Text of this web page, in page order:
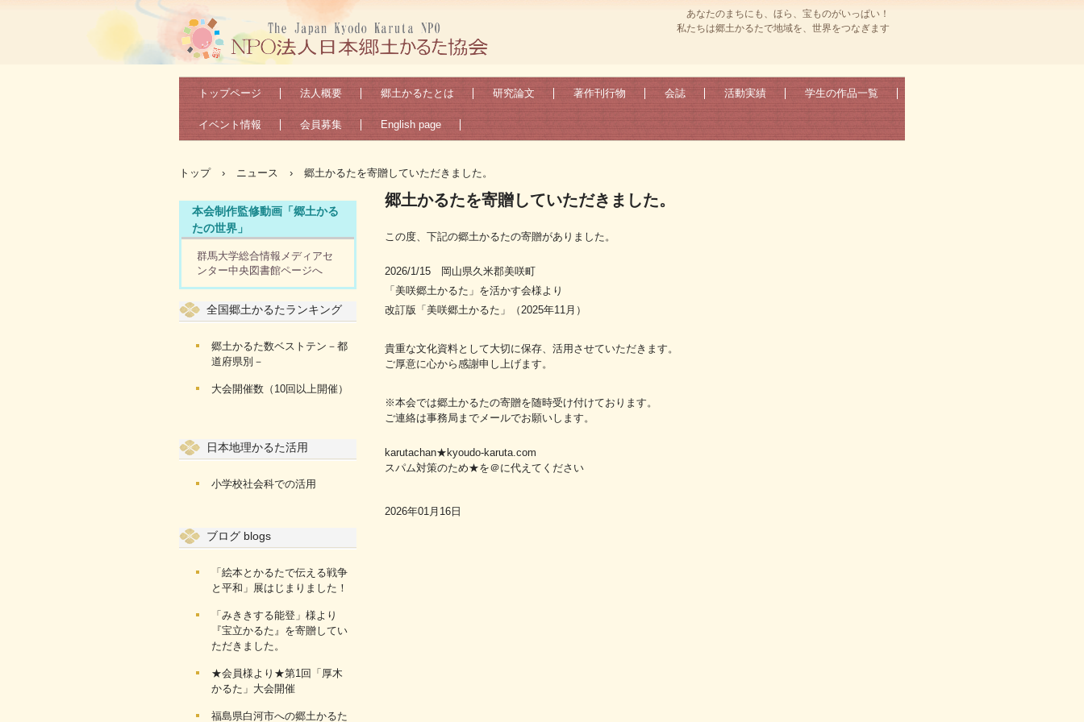
あなたのまちにも、ほら、宝ものがいっぱい！
私たちは郷土かるたで地域を、世界をつなぎます
トップページ 法人概要 郷土かるたとは 研究論文 著作刊行物 会誌 活動実績 学生の作品一覧
イベント情報 会員募集 English page
トップ › ニュース › 郷土かるたを寄贈していただきました。
郷土かるたを寄贈していただきました。
この度、下記の郷土かるたの寄贈がありました。
2026/1/15 岡山県久米郡美咲町
「美咲郷土かるた」を活かす会様より
改訂版「美咲郷土かるた」（2025年11月）
貴重な文化資料として大切に保存、活用させていただきます。
ご厚意に心から感謝申し上げます。
※本会では郷土かるたの寄贈を随時受け付けております。
ご連絡は事務局までメールでお願いします。
karutachan★kyoudo-karuta.com
スパム対策のため★を＠に代えてください
2026年01月16日
本会制作監修動画「郷土かる
たの世界」
群馬大学総合情報メディアセ
ンター中央図書館ページへ
全国郷土かるたランキング
郷土かるた数ベストテン－都
道府県別－
大会開催数（10回以上開催）
日本地理かるた活用
小学校社会科での活用
ブログ blogs
「絵本とかるたで伝える戦争
と平和」展はじまりました！
「みききする能登」様より
『宝立かるた』を寄贈してい
ただきました。
★会員様より★第1回「厚木
かるた」大会開催
福島県白河市への郷土かるた